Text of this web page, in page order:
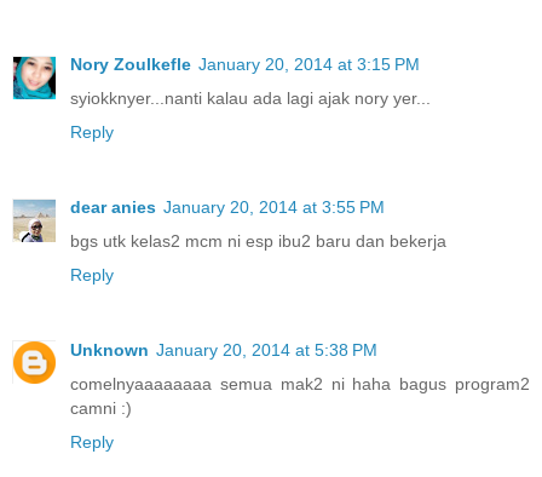
Nory Zoulkefle January 20, 2014 at 3:15 PM
syiokknyer...nanti kalau ada lagi ajak nory yer...
Reply
dear anies January 20, 2014 at 3:55 PM
bgs utk kelas2 mcm ni esp ibu2 baru dan bekerja
Reply
Unknown January 20, 2014 at 5:38 PM
comelnyaaaaaaaa semua mak2 ni haha bagus program2
camni :)
Reply